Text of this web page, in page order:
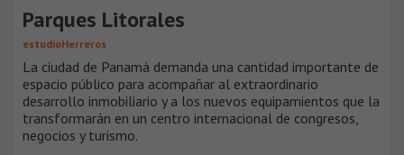
Parques Litorales
estudioHerreros
La ciudad de Panamá demanda una cantidad importante de
espacio público para acompañar al extraordinario
desarrollo inmobiliario y a los nuevos equipamientos que la
transformarán en un centro internacional de congresos,
negocios y turismo.